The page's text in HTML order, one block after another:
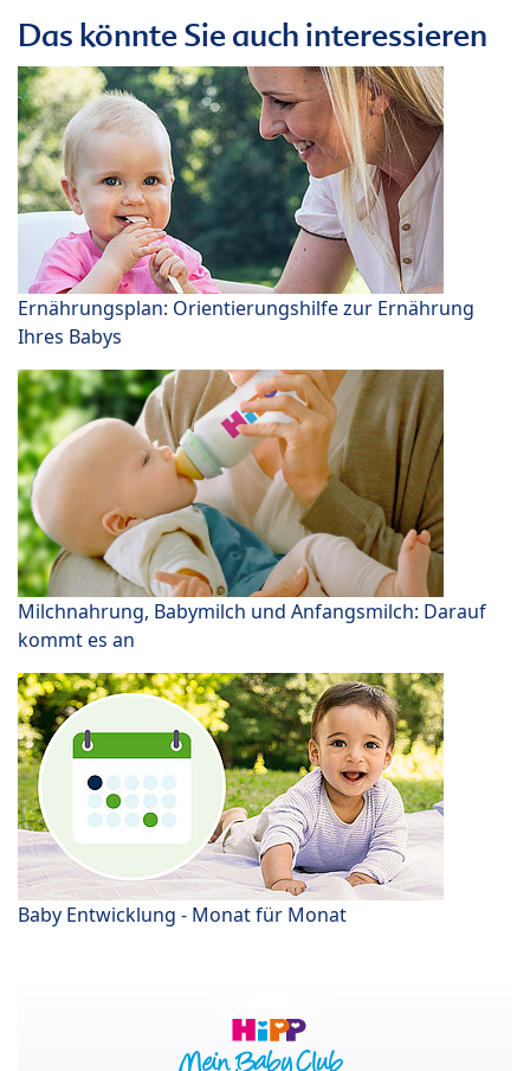
Das könnte Sie auch interessieren
Ernährungsplan: Orientierungshilfe zur Ernährung
Ihres Babys
Milchnahrung, Babymilch und Anfangsmilch: Darauf
kommt es an
Baby Entwicklung - Monat für Monat